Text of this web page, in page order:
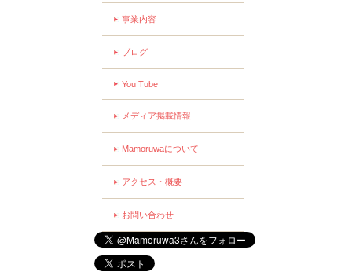
事業内容
ブログ
You Tube
メディア掲載情報
Mamoruwaについて
アクセス・概要
お問い合わせ